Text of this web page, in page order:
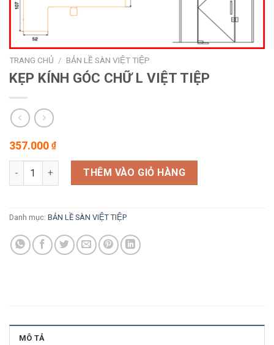
TRANG CHỦ / BẢN LỀ SÀN VIỆT TIỆP
KẸP KÍNH GÓC CHỮ L VIỆT TIỆP
357.000 ₫
KẸP KÍNH GÓC CHỮ L VIỆT TIỆP số lượng
THÊM VÀO GIỎ HÀNG
Danh mục: BẢN LỀ SÀN VIỆT TIỆP
MÔ TẢ